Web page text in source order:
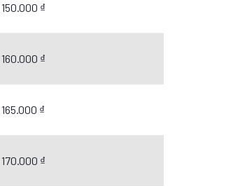
150.000 ₫
160.000 ₫
165.000 ₫
170.000 ₫